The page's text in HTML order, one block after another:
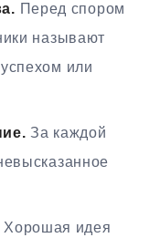
Перед спором
называют
или
За каждой
Хорошая идея